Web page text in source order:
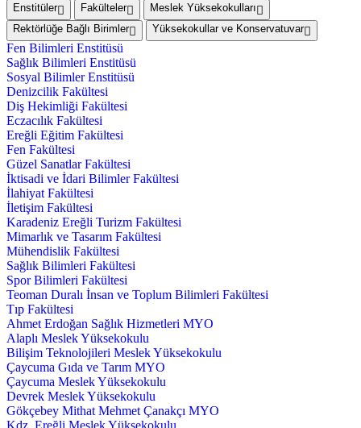
Enstitüler Fakülteler
Meslek Yüksekokulları
Rektörlüğe Bağlı Birimler
Yüksekokullar ve Konservatuvar
Fen Bilimleri Enstitüsü
Sağlık Bilimleri Enstitüsü
Sosyal Bilimler Enstitüsü
Denizcilik Fakültesi
Diş Hekimliği Fakültesi
Eczacılık Fakültesi
Ereğli Eğitim Fakültesi
Fen Fakültesi
Güzel Sanatlar Fakültesi
İktisadi ve İdari Bilimler Fakültesi
İlahiyat Fakültesi
İletişim Fakültesi
Karadeniz Ereğli Turizm Fakültesi
Mimarlık ve Tasarım Fakültesi
Mühendislik Fakültesi
Sağlık Bilimleri Fakültesi
Spor Bilimleri Fakültesi
Teoman Duralı İnsan ve Toplum Bilimleri Fakültesi
Tıp Fakültesi
Ahmet Erdoğan Sağlık Hizmetleri MYO
Alaplı Meslek Yüksekokulu
Bilişim Teknolojileri Meslek Yüksekokulu
Çaycuma Gıda ve Tarım MYO
Çaycuma Meslek Yüksekokulu
Devrek Meslek Yüksekokulu
Gökçebey Mithat Mehmet Çanakçı MYO